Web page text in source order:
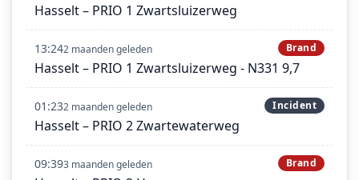
Hasselt – PRIO 1 Zwartsluizerweg
13:242 maanden geleden Brand
Hasselt – PRIO 1 Zwartsluizerweg - N331 9,7
01:232 maanden geleden Incident
Hasselt – PRIO 2 Zwartewaterweg
09:393 maanden geleden Brand